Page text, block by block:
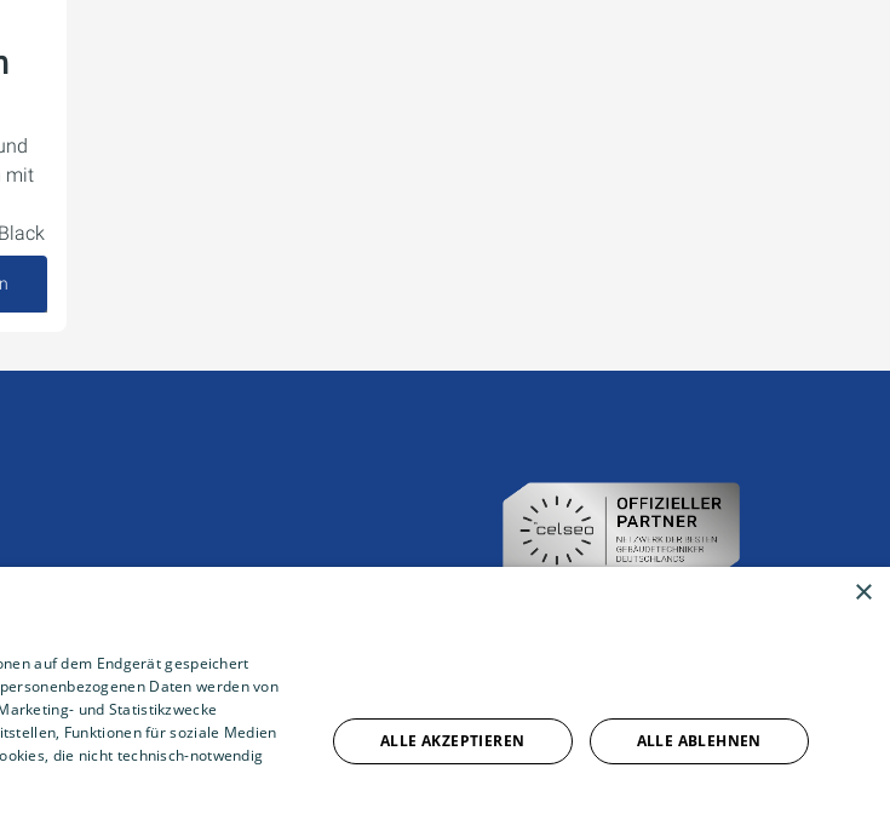
mit
×
auf dem Endgerät gespeichert
Daten werden von
und Statistikzwecke
Funktionen für soziale Medien
die nicht technisch-notwendig
ALLE AKZEPTIEREN ALLE ABLEHNEN